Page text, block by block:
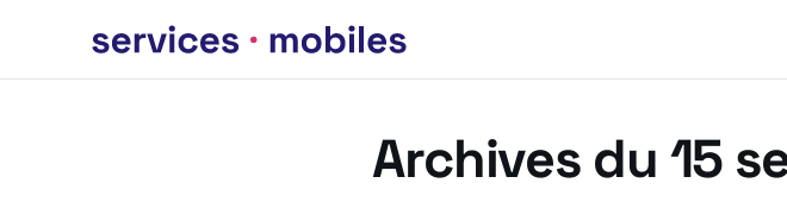
Archives du 15